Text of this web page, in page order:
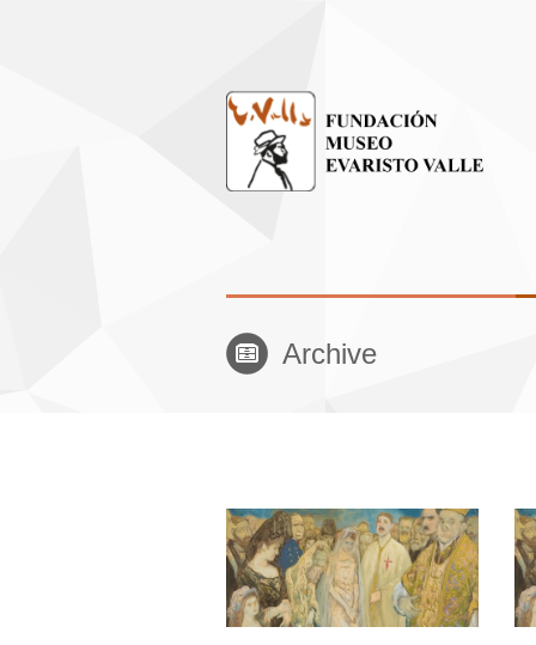
Archive